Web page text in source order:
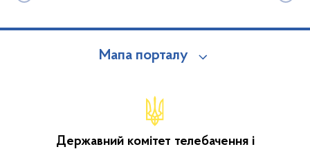
Мапа порталу
Державний комітет телебачення і